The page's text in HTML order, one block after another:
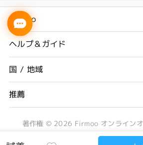
Firmoo
ヘルプ＆ガイド
国 / 地域
推薦
著作権 © 2026 Firmoo オンライン